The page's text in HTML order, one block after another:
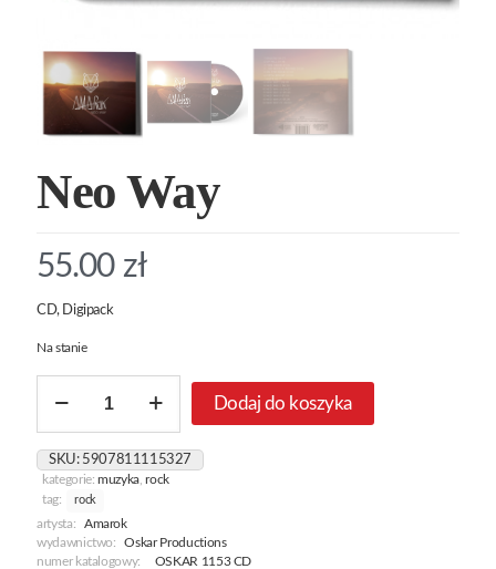
Neo Way
55.00 zł
CD, Digipack
Na stanie
Neo
Dodaj do koszyka
SKU: 5907811115327
kategorie:muzyka ,rock
tag:
rock
artysta:
Amarok
wydawnictwo:
Oskar Productions
numer katalogowy:
OSKAR 1153 CD